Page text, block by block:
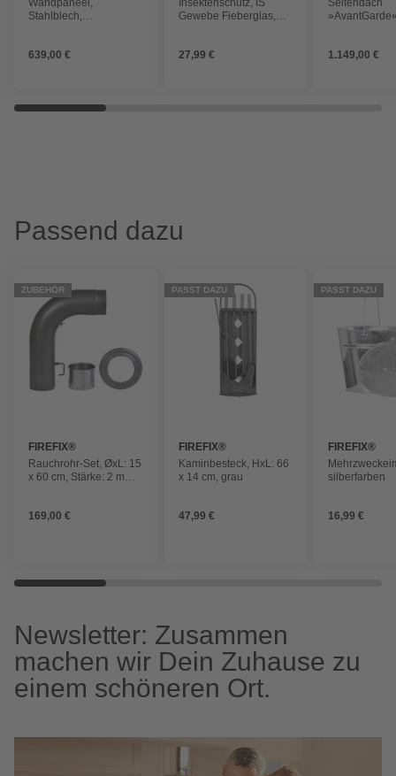
Stahlblech,
639,00 €
Gewebe Fieberglas,
27,99 €
1.149,00 €
Passend dazu
ZUBEHÖR
FIREFIX®
Rauchrohr-Set, ØxL: 15
x 60 cm, Stärke: 2 mm,
169,00 €
PASST DAZU
FIREFIX®
Kaminbesteck, HxL: 66
x 14 cm, grau
47,99 €
PASST DAZU
FIREFIX®
silberfarben
16,99 €
Newsletter: Zusammen
machen wir Dein Zuhause zu
einem schöneren Ort.